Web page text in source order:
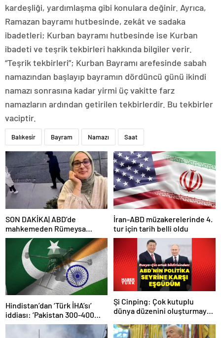
kardeşliği, yardımlaşma gibi konulara değinir. Ayrıca,
Ramazan bayramı hutbesinde, zekât ve sadaka
ibadetleri; Kurban bayramı hutbesinde ise Kurban
ibadeti ve teşrik tekbirleri hakkında bilgiler verir.
“Teşrik tekbirleri”; Kurban Bayramı arefesinde sabah
namazından başlayıp bayramın dördüncü günü ikindi
namazı sonrasına kadar yirmi üç vakitte farz
namazların ardından getirilen tekbirlerdir. Bu tekbirler
vaciptir.
Balıkesir Bayram Namazı Saat
SON DAKİKA| ABD’de
mahkemeden Rümeysa
Öztürk kararı: Serbest
bırakıldı!
İran-ABD müzakerelerinde 4.
tur için tarih belli oldu
Hindistan’dan ‘Türk İHA’sı’
iddiası: ‘Pakistan 300-400
tanesi ile 36 noktaya sızdı’
Şi Cinping: Çok kutuplu
dünya düzenini oluşturmaya